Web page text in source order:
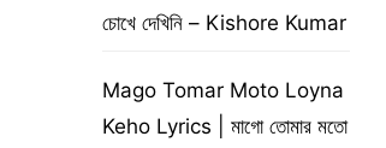
চোখে দেখিনি – Kishore Kumar
Mago Tomar Moto Loyna
Keho Lyrics | মাগো তোমার মতো